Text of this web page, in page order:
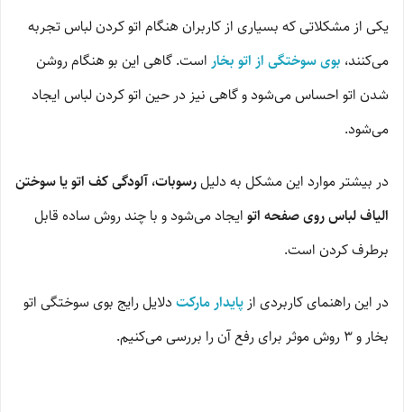
یکی از مشکلاتی که بسیاری از کاربران هنگام اتو کردن لباس تجربه
می‌کنند، بوی سوختگی از اتو بخار است. گاهی این بو هنگام روشن
شدن اتو احساس می‌شود و گاهی نیز در حین اتو کردن لباس ایجاد
می‌شود.
در بیشتر موارد این مشکل به دلیلرسوبات، آلودگی کف اتو یا سوختن
الیاف لباس روی صفحه اتو ایجاد می‌شود و با چند روش ساده قابل
برطرف کردن است.
در این راهنمای کاربردی از پایدار مارکتدلایل رایج بوی سوختگی اتو
بخار و ۳ روش موثر برای رفع آن را بررسی می‌کنیم.